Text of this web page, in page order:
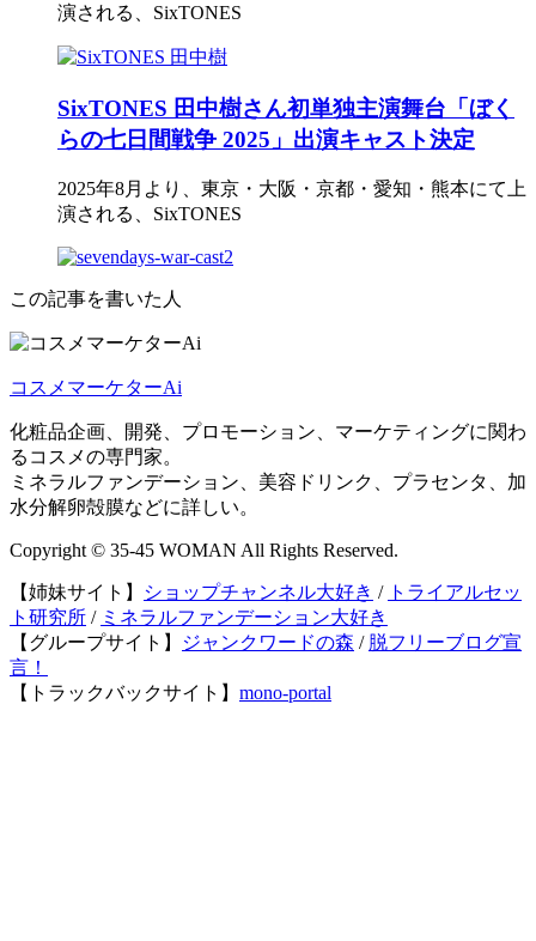
演される、SixTONES
SixTONES 田中樹さん初単独主演舞台「ぼく
らの七日間戦争 2025」出演キャスト決定
2025年8月より、東京・大阪・京都・愛知・熊本にて上
演される、SixTONES
この記事を書いた人
コスメマーケターAi
化粧品企画、開発、プロモーション、マーケティングに関わ
るコスメの専門家。
ミネラルファンデーション、美容ドリンク、プラセンタ、加
水分解卵殻膜などに詳しい。
Copyright © 35-45 WOMAN All Rights Reserved.
【姉妹サイト】 ショップチャンネル大好き / トライアルセッ
ト研究所 / ミネラルファンデーション大好き
【グループサイト】
ジャンクワードの森 / 脱フリーブログ宣
言！
【トラックバックサイト】 mono-portal